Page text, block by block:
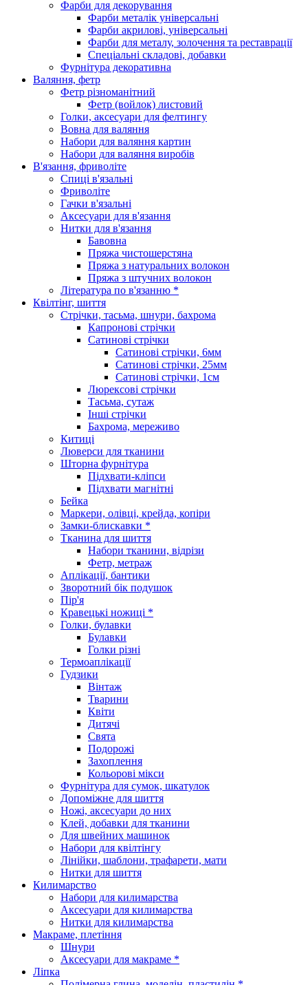
Фарби для декорування
Фарби металік універсальні
Фарби акрилові, універсальні
Фарби для металу, золочення та реставрації
Спеціальні складові, добавки
Фурнітура декоративна
Валяння, фетр
Фетр різноманітний
Фетр (войлок) листовий
Голки, аксесуари для фелтингу
Вовна для валяння
Набори для валяння картин
Набори для валяння виробів
В'язання, фриволіте
Спиці в'язальні
Фриволіте
Гачки в'язальні
Аксесуари для в'язання
Нитки для в'язання
Бавовна
Пряжа чистошерстяна
Пряжа з натуральних волокон
Пряжа з штучних волокон
Література по в'язанню *
Квілтінг, шиття
Стрічки, тасьма, шнури, бахрома
Капронові стрічки
Сатинові стрічки
Сатинові стрічки, 6мм
Сатинові стрічки, 25мм
Сатинові стрічки, 1см
Люрексові стрічки
Тасьма, сутаж
Інші стрічки
Бахрома, мереживо
Китиці
Люверси для тканини
Шторна фурнітура
Підхвати-кліпси
Підхвати магнітні
Бейка
Маркери, олівці, крейда, копіри
Замки-блискавки *
Тканина для шиття
Набори тканини, відрізи
Фетр, метраж
Аплікації, бантики
Зворотний бік подушок
Пір'я
Кравецькі ножиці *
Голки, булавки
Булавки
Голки різні
Термоаплікації
Гудзики
Вінтаж
Тварини
Квіти
Дитячі
Свята
Подорожі
Захоплення
Кольорові мікси
Фурнітура для сумок, шкатулок
Допоміжне для шиття
Ножі, аксесуари до них
Клей, добавки для тканини
Для швейних машинок
Набори для квілтінгу
Лінійки, шаблони, трафарети, мати
Нитки для шиття
Килимарство
Набори для килимарства
Аксесуари для килимарства
Нитки для килимарства
Макраме, плетіння
Шнури
Аксесуари для макраме *
Ліпка